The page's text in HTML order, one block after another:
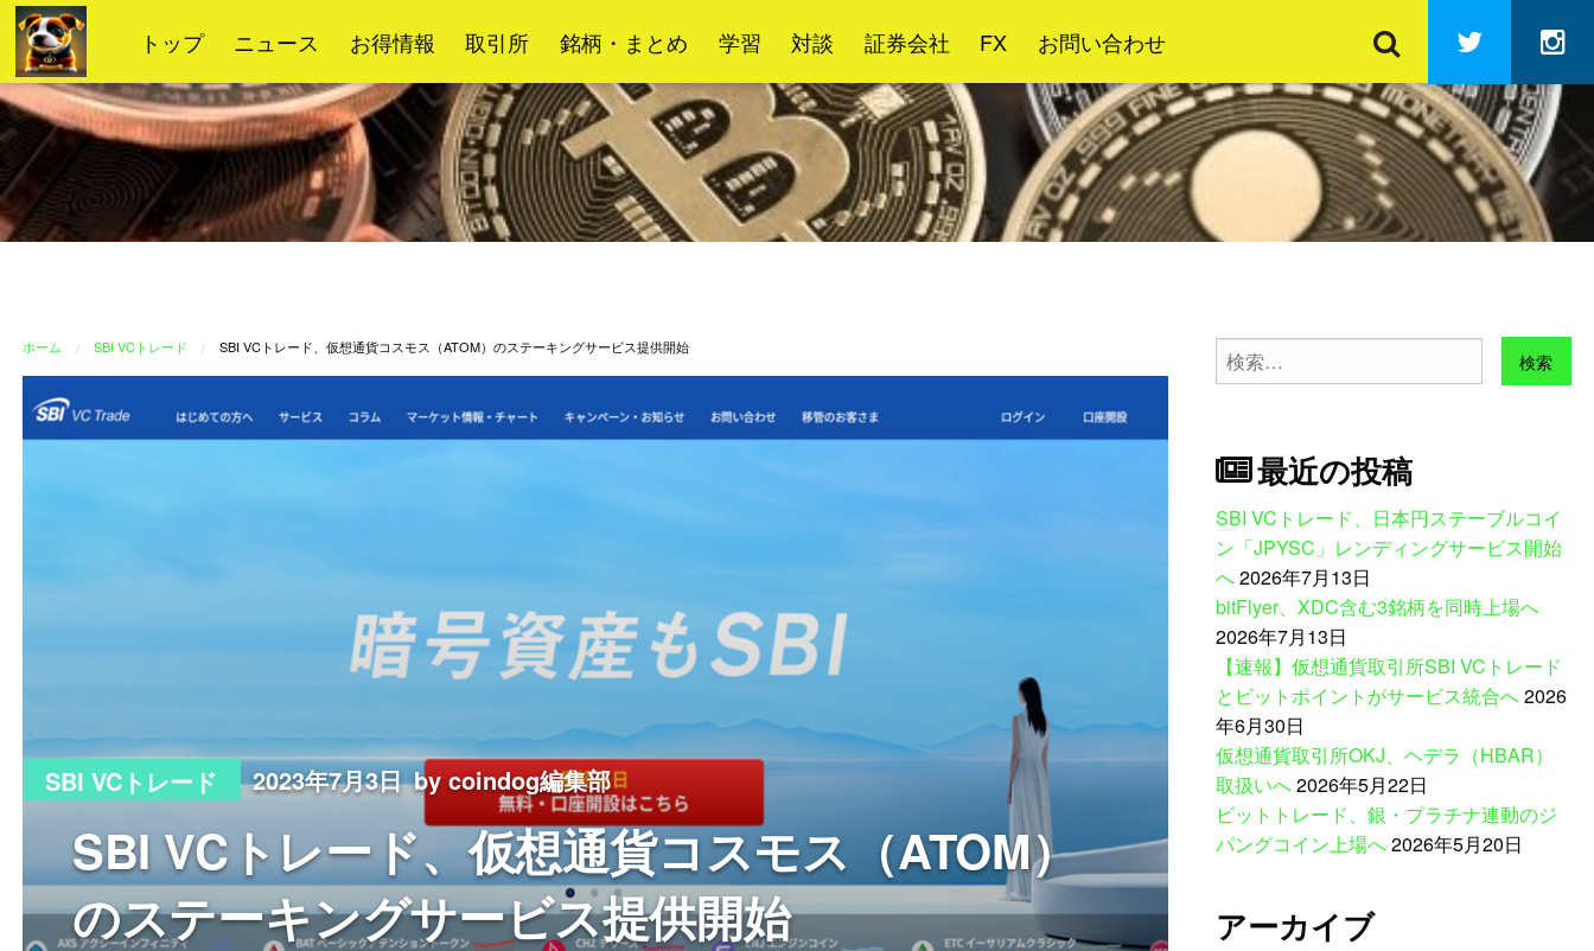
コ
ン
テ
ン
ツ
ス
キ
ッ
トップ ニュース お得情報 取引所 銘柄・まとめ 学習 対談 証券会社 FX お問い合わせ Twitter
ホーム SBI VCトレード SBI VCトレード、仮想通貨コスモス（ATOM）のステーキングサービス提供開始
SBI VCトレード 2023年7月3日 by coindog編集部
SBI VCトレード、仮想通貨コスモス（ATOM）
のステーキングサービス提供開始
検
索:
最近の投稿
SBI VCトレード、日本円ステーブルコイ
ン「JPYSC」レンディングサービス開始
へ2026年7月13日
bitFlyer、XDC含む3銘柄を同時上場へ
2026年7月13日
【速報】仮想通貨取引所SBI VCトレード
とビットポイントがサービス統合へ2026
年6月30日
仮想通貨取引所OKJ、ヘデラ（HBAR）
取扱いへ2026年5月22日
ビットトレード、銀・プラチナ連動のジ
パングコイン上場へ2026年5月20日
アーカイブ